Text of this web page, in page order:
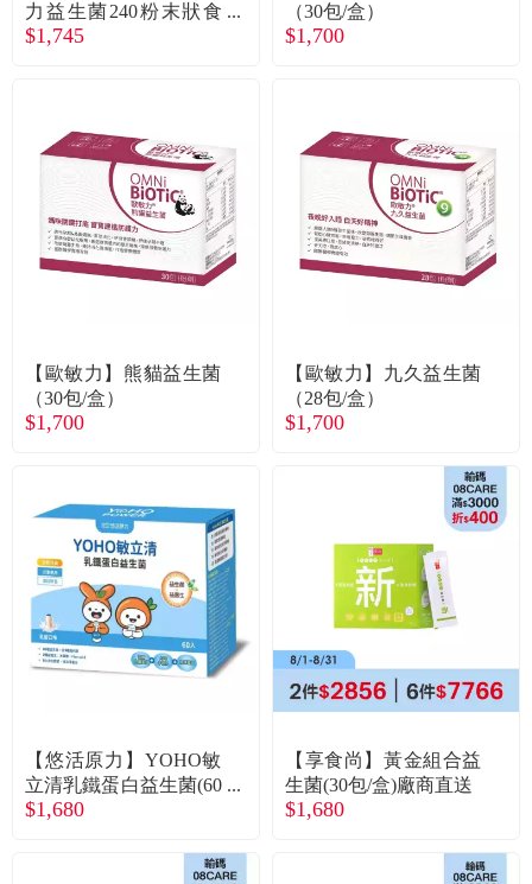
力益生菌240粉末狀食
品（30包/盒）廠商直送
$1,745
（30包/盒）
$1,700
【歐敏力】熊貓益生菌
（30包/盒）
$1,700
【歐敏力】九久益生菌
（28包/盒）
$1,700
【悠活原力】YOHO敏
立清乳鐵蛋白益生菌(60
入/盒)乳酸
$1,680
【享食尚】黃金組合益
生菌(30包/盒)廠商直送
$1,680